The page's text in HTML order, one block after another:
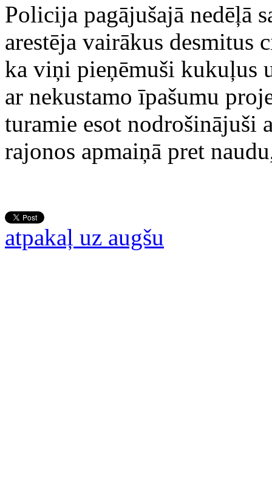
Policija pagājušajā nedēļā
arestēja vairākus desmitus
ka viņi pieņēmuši kukuļus
ar nekustamo īpašumu
turamie esot nodrošinājuši
rajonos apmaiņā pret
atpakaļ uz augšu